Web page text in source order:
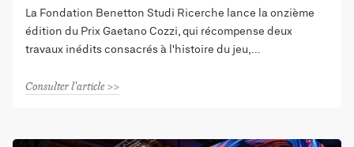
La Fondation Benetton Studi Ricerche lance la onzième
édition du Prix Gaetano Cozzi, qui récompense deux
travaux inédits consacrés à l'histoire du jeu,
Consulter l'article